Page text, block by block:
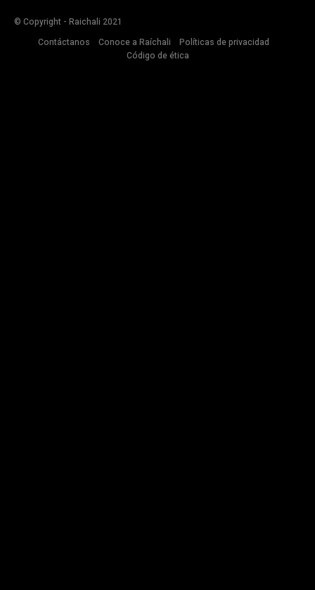
© Copyright - Raichali 2021
Contáctanos
Conoce a Raíchali
Políticas de privacidad
Código de ética